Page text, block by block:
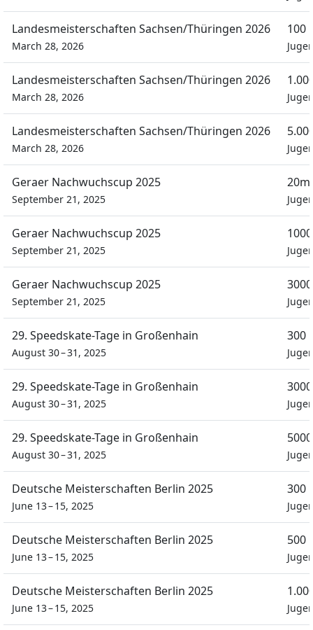
Landesmeisterschaften Sachsen/Thüringen 2026
March 28, 2026
100
Landesmeisterschaften Sachsen/Thüringen 2026
March 28, 2026
Landesmeisterschaften Sachsen/Thüringen 2026
March 28, 2026
Geraer Nachwuchscup 2025
September 21, 2025
Geraer Nachwuchscup 2025
September 21, 2025
Geraer Nachwuchscup 2025
September 21, 2025
29. Speedskate-Tage in Großenhain
August 30 – 31, 2025
300
29. Speedskate-Tage in Großenhain
August 30 – 31, 2025
29. Speedskate-Tage in Großenhain
August 30 – 31, 2025
Deutsche Meisterschaften Berlin 2025
June 13 – 15, 2025
300
Deutsche Meisterschaften Berlin 2025
June 13 – 15, 2025
500
Deutsche Meisterschaften Berlin 2025
June 13 – 15, 2025